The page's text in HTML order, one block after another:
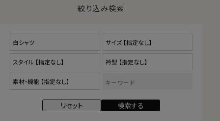
絞り込み検索